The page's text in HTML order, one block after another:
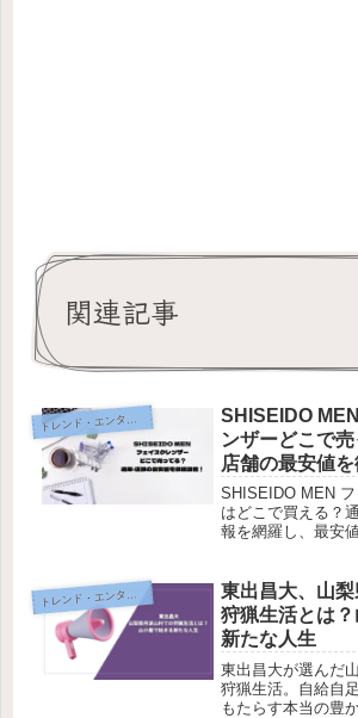
関連記事
ト
SHISEIDO
ンザーどこで
店舗の最安値を
SHISEIDO MEN
はどこで買える？
報を網羅し、最安
ト レンド・エンタメ・商品・口コミ
東出昌大、山
狩猟生活とは
新たな人生
東出昌大が選んだ
狩猟生活。自給自
もたらす本当の豊